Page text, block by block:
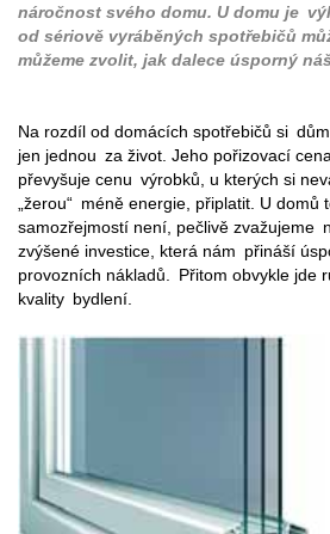
náročnost svého domu. U domu je
od sériově vyráběných spotřebičů
můžeme zvolit, jak dalece úsporný
Na rozdíl od domácích spotřebičů si
jen jednou za život. Jeho pořizovací
převyšuje cenu výrobků, u kterých si
„žerou“ méně energie, připlatit. U domů
samozřejmostí není, pečlivě zvažujeme
zvýšené investice, která nám přináší
provozních nákladů. Přitom obvykle jde
kvality bydlení.